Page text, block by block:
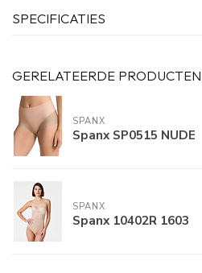
SPECIFICATIES
GERELATEERDE PRODUCTEN
SPANX
Spanx SP0515 NUDE
SPANX
Spanx 10402R 1603